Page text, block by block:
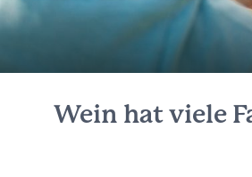
Wein hat viele